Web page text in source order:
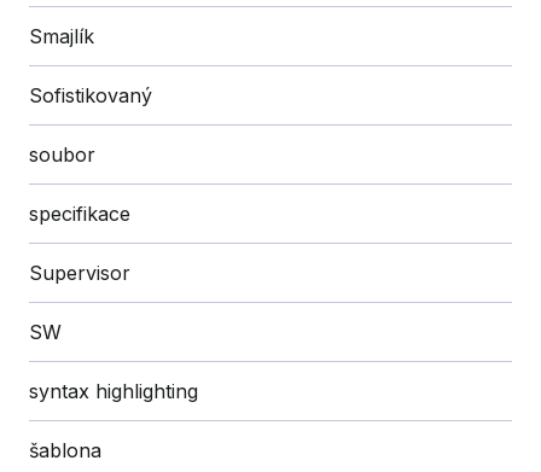
Smajlík
Sofistikovaný
soubor
specifikace
Supervisor
SW
syntax highlighting
šablona